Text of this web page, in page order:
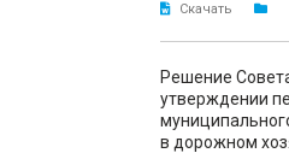
Скачать
Решение
утверждении
в дорожном